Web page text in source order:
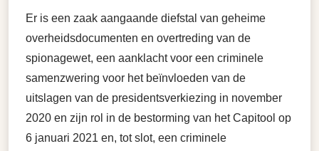
Er is een zaak aangaande diefstal van geheime
overheidsdocumenten en overtreding van de
spionagewet, een aanklacht voor een criminele
samenzwering voor het beïnvloeden van de
uitslagen van de presidentsverkiezing in november
2020 en zijn rol in de bestorming van het Capitool op
6 januari 2021 en, tot slot, een criminele